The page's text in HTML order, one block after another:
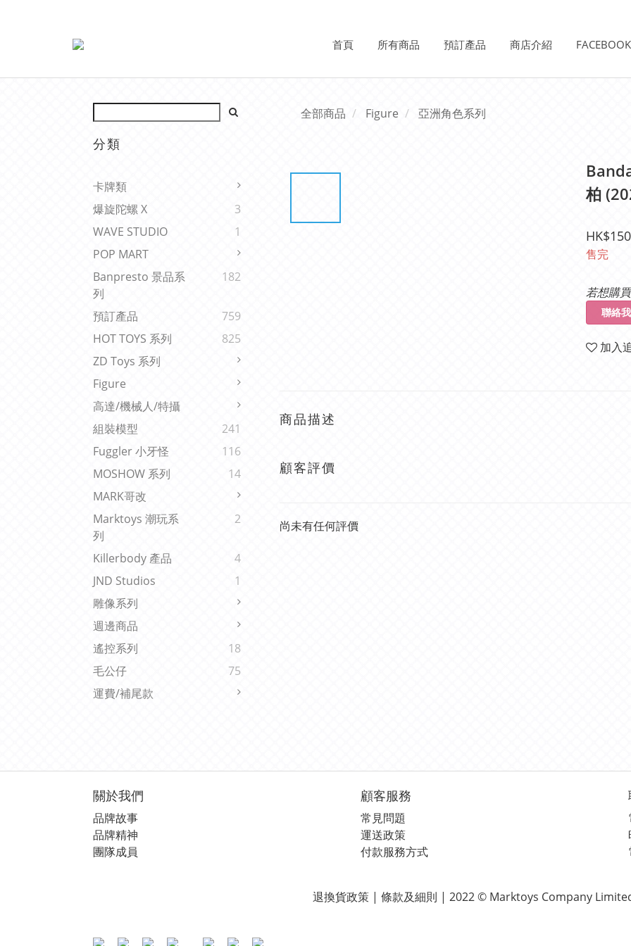
首頁 所有商品 預訂產品 商店介紹
分類
卡牌類
爆旋陀螺 X
3
WAVE STUDIO
1
POP MART
Banpresto 景品系
列
182
預訂產品
759
HOT TOYS 系列
825
ZD Toys 系列
Figure
高達/機械人/特攝
組裝模型
241
Fuggler 小牙怪
116
MOSHOW 系列
14
MARK哥改
Marktoys 潮玩系
列
2
Killerbody 產品
4
JND Studios
1
雕像系列
週邊商品
遙控系列
18
毛公仔
75
運費/補尾款
全部商品 Figure 亞洲角色系列
柏
售完
若想購
聯絡
加入
商品描述
顧客評價
尚未有任何評價
關於我們
品牌故事
品牌精神
團隊成員
顧客服務
常見問題
運送政策
付款服務方式
退換貨政策 | 條款及細則 | 2022 © Marktoys Company